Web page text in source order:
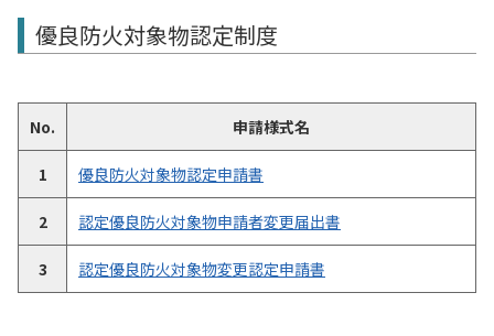
優良防火対象物認定制度
No. 申請様式名
1 優良防火対象物認定申請書
2 認定優良防火対象物申請者変更届出書
3 認定優良防火対象物変更認定申請書